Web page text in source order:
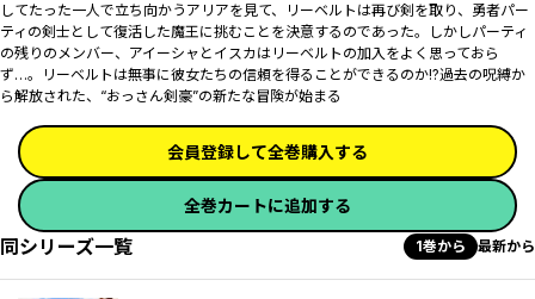
してたった一人で立ち向かうアリアを見て、リーベルトは再び剣を取り、勇者パー
ティの剣士として復活した魔王に挑むことを決意するのであった。しかしパーティ
の残りのメンバー、アイーシャとイスカはリーベルトの加入をよく思っておら
ず…。リーベルトは無事に彼女たちの信頼を得ることができるのか!?過去の呪縛か
ら解放された、“おっさん剣豪”の新たな冒険が始まる――
会員登録して全巻購入する
全巻カートに追加する
同シリーズ一覧 1巻から 最新から